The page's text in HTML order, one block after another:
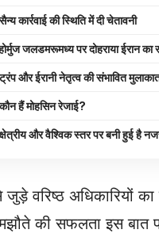
कार्रवाई की स्थिति में दी चेतावनी
जलडमरूमध्य पर दोहराया ईरान
और ईरानी नेतृत्व की संभावित मुलाकात
हैं मोहसिन रेजाई?
और वैश्विक स्तर पर बनी हुई है
जुड़े वरिष्ठ अधिकारियों
की सफलता इस बात